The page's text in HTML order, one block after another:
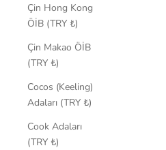
Çin Hong Kong
ÖİB (TRY ₺)
Çin Makao ÖİB
(TRY ₺)
Cocos (Keeling)
Adaları (TRY ₺)
Cook Adaları
(TRY ₺)